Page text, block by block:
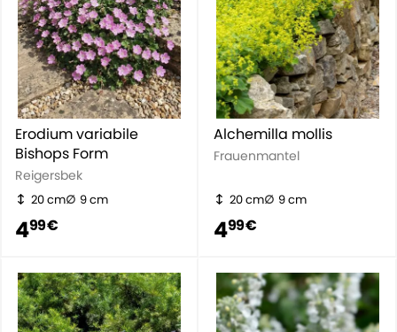
Erodium variabile
Bishops Form
Reigersbek
20 cm 9 cm
499 €
Alchemilla mollis
Frauenmantel
20 cm 9 cm
499 €